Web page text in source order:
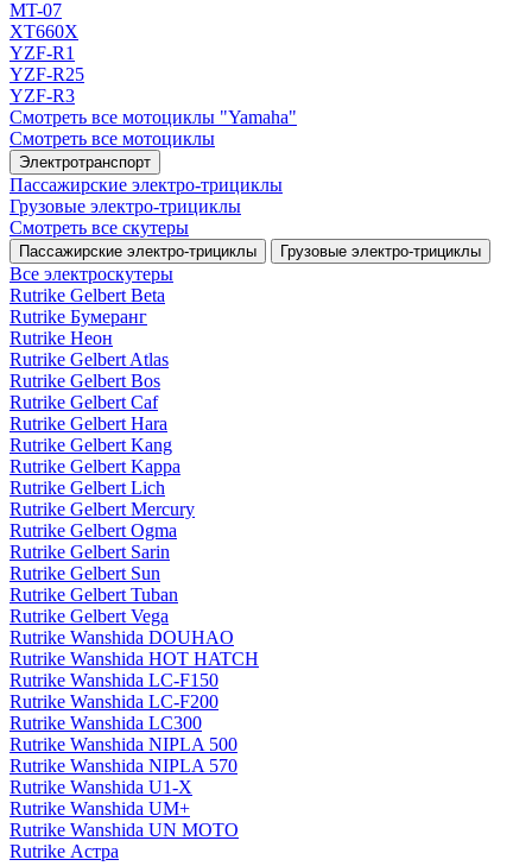
MT-07
XT660X
YZF-R1
YZF-R25
YZF-R3
Смотреть все мотоциклы "Yamaha"
Смотреть все мотоциклы
Электротранспорт
Пассажирские электро‑трициклы
Грузовые электро‑трициклы
Смотреть все скутеры
Пассажирские электро‑трициклы Грузовые электро‑трициклы
Все электро­скутеры
Rutrike Gelbert Beta
Rutrike Бумеранг
Rutrike Неон
Rutrike Gelbert Atlas
Rutrike Gelbert Bos
Rutrike Gelbert Caf
Rutrike Gelbert Hara
Rutrike Gelbert Kang
Rutrike Gelbert Kappa
Rutrike Gelbert Lich
Rutrike Gelbert Mercury
Rutrike Gelbert Ogma
Rutrike Gelbert Sarin
Rutrike Gelbert Sun
Rutrike Gelbert Tuban
Rutrike Gelbert Vega
Rutrike Wanshida DOUHAO
Rutrike Wanshida HOT HATCH
Rutrike Wanshida LC-F150
Rutrike Wanshida LC-F200
Rutrike Wanshida LC300
Rutrike Wanshida NIPLA 500
Rutrike Wanshida NIPLA 570
Rutrike Wanshida U1-X
Rutrike Wanshida UM+
Rutrike Wanshida UN MOTO
Rutrike Астра